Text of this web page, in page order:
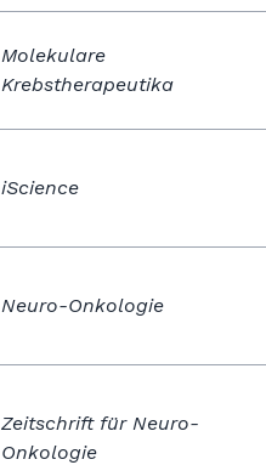
Molekulare
Krebstherapeutika
iScience
Neuro-Onkologie
Zeitschrift für Neuro-
Onkologie